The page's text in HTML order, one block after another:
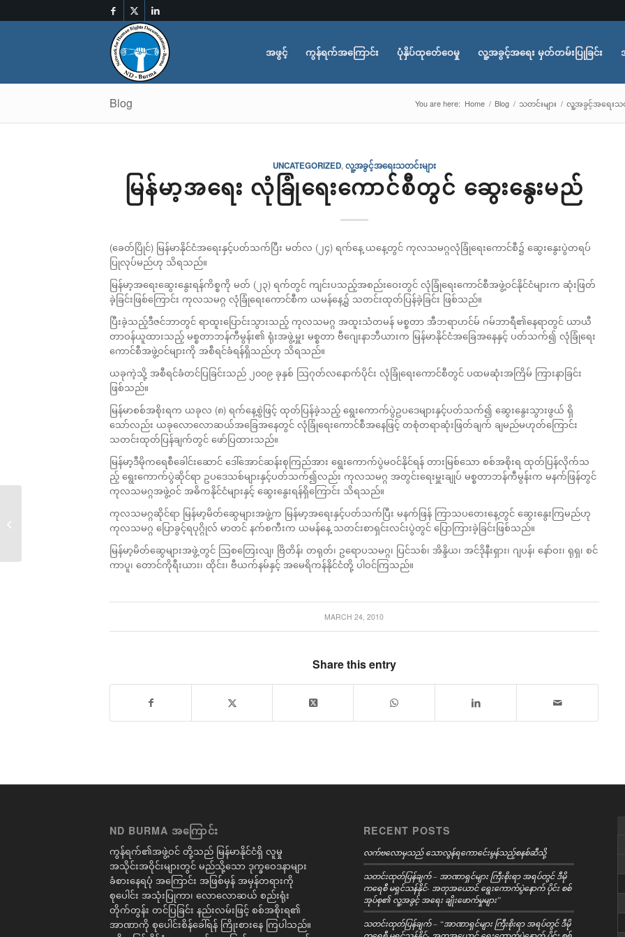
အဖွင့် ကွန်ရက်အကြောင်း ပုံနှိပ်ထုတ်ေဝေမှု လူ့အခွင့်အရေး မှတ်တမ်းပြုခြင်း
Blog You are here: Home / Blog / သတင်းများ / လူ့အခွင့်အရေးသတ
UNCATEGORIZED,လူ့အခွင့်အရေးသတင်းများ
မြန်မာ့အရေး လုံခြုံရေးကောင်စီတွင် ဆွေးနွေးမည်
(ခေတ်ပြိုင်) မြန်မာနိုင်ငံအရေးနှင့်ပတ်သက်ပြီး မတ်လ (၂၄) ရက်နေ့ ယနေ့တွင် ကုလသမဂ္ဂလုံခြုံရေးကောင်စီ၌ ဆွေးနွေးပွဲတရပ်
ပြုလုပ်မည်ဟု သိရသည်။
မြန်မာ့အရေးဆွေးနွေးရန်ကိစ္စကို မတ် (၂၃) ရက်တွင် ကျင်းပသည့်အစည်းဝေးတွင် လုံခြုံရေးကောင်စီအဖွဲ့ဝင်နိုင်ငံများက ဆုံးဖြတ်
ခဲ့ခြင်းဖြစ်ကြောင်း ကုလသမဂ္ဂ လုံခြုံရေးကောင်စီက ယမန်နေ့၌ သတင်းထုတ်ပြန်ခဲ့ခြင်း ဖြစ်သည်။
ပြီးခဲ့သည့်ဒီဇင်ဘာတွင် ရာထူးပြောင်းသွားသည့် ကုလသမဂ္ဂ အထူးသံတမန် မစ္စတာ အီဘရာဟင်မ် ဂမ်ဘာရီ၏နေရာတွင် ယာယီ
တာဝန်ယူထားသည့် မစ္စတာဘန်ကီမွန်း၏ ရုံးအဖွဲ့မှူး မစ္စတာ ဗီဂျေးနာဘီယားက မြန်မာနိုင်ငံအခြေအနေနှင့် ပတ်သက်၍ လုံခြုံရေး
ကောင်စီအဖွဲ့ဝင်များကို အစီရင်ခံရန်ရှိသည်ဟု သိရသည်။
ယခုကဲ့သို့ အစီရင်ခံတင်ပြခြင်းသည် ၂၀၀၉ ခုနှစ် သြဂုတ်လနောက်ပိုင်း လုံခြုံရေးကောင်စီတွင် ပထမဆုံးအကြိမ် ကြားနာခြင်း
ဖြစ်သည်။
မြန်မာစစ်အစိုးရက ယခုလ (၈) ရက်နေ့စွဲဖြင့် ထုတ်ပြန်ခဲ့သည့် ရွေးကောက်ပွဲဥပဒေများနှင့်ပတ်သက်၍ ဆွေးနွေးသွားဖွယ် ရှိ
သော်လည်း ယခုလောလောဆယ်အခြေအနေတွင် လုံခြုံရေးကောင်စီအနေဖြင့် တစုံတရာဆုံးဖြတ်ချက် ချမည်မဟုတ်ကြောင်း
သတင်းထုတ်ပြန်ချက်တွင် ဖော်ပြထားသည်။
မြန်မာ့ဒီမိုကရေစီခေါင်းဆောင် ဒေါ်အောင်ဆန်းစုကြည်အား ရွေးကောက်ပွဲမဝင်နိုင်ရန် တားမြစ်သော စစ်အစိုးရ ထုတ်ပြန်လိုက်သ
ည့် ရွေးကောက်ပွဲဆိုင်ရာ ဥပဒေသစ်များနှင့်ပတ်သက်၍လည်း ကုလသမဂ္ဂ အတွင်းရေးမှူးချုပ် မစ္စတာဘန်ကီမွန်းက မနက်ဖြန်တွင်
ကုလသမဂ္ဂအဖွဲ့ဝင် အဓိကနိုင်ငံများနှင့် ဆွေးနွေးရန်ရှိကြောင်း သိရသည်။
ကုလသမဂ္ဂဆိုင်ရာ မြန်မာ့မိတ်ဆွေများအဖွဲ့က မြန်မာ့အရေးနှင့်ပတ်သက်ပြီး မနက်ဖြန် ကြာသပတေးနေ့တွင် ဆွေးနွေးကြမည်ဟု
ကုလသမဂ္ဂ ပြောခွင့်ရပုဂ္ဂိုလ် မာတင် နက်စကီးက ယမန်နေ့ သတင်းစာရှင်းလင်းပွဲတွင် ပြောကြားခဲ့ခြင်းဖြစ်သည်။
မြန်မာ့မိတ်ဆွေများအဖွဲ့တွင် သြစတြေးလျ၊ ဗြိတိန်၊ တရုတ်၊ ဥရောပသမဂ္ဂ၊ ပြင်သစ်၊ အိန္ဒိယ၊ အင်ဒိုနီးရှား၊ ဂျပန်၊ နော်ဝး၊ ရုရှ၊ စင်
ကာပူ၊ တောင်ကိုရီးယား၊ ထိုင်း၊ ဗီယက်နမ်နှင့် အမေရိကန်နိုင်ငံတို့ ပါဝင်ကြသည်။
MARCH 24, 2010
Share this entry
ND BURMA အကြောင်း
ကွန်ရက်၏အဖွဲ့ဝင် တို့သည် မြန်မာနိုင်ငံရှိ လူမှု
အသိုင်းအဝိုင်းများတွင် မည်သို့သော ဒုက္ခဝေဒနာများ
ခံစားနေရပုံ အကြောင်း အဖြစ်မှန် အမှန်တရားကို
စုပေါင်း အသုံးပြုကာ၊ လောလောဆယ် စည်းရုံး
တိုက်တွန်း တင်ပြခြင်း နည်းလမ်းဖြင့် စစ်အစိုးရ၏
အာဏာကို စုပေါင်းစိန်ခေါ်ရန် ကြိုးစားနေ ကြပါသည်။
RECENT POSTS
လက်ဗလောမှသည် သောလွန်ရကောင်ေးမွန်သည့်စနစ်ဆီသို့
သတင်းထုတ်ပြန်ချက် – အာဏာရှင်များ ကြီးစိုးရာ အရပ်တွင် ဒီမို
ကရေစီ မရှင်သန်နိုင်- အတုအယောင် ရွေးကောက်ပွဲနောက် ပိုင်း စစ်
အုပ်စု၏ လူ့အခွင့် အရေး ချိုးဖောက်မှုများ”
သတင်းထုတ်ပြန်ချက် – “အာဏာရှင်များ ကြီးစိုးရာ အရပ်တွင် ဒီမို
အမျိုးသားသင့်မြတ်ရေး မရှိက...